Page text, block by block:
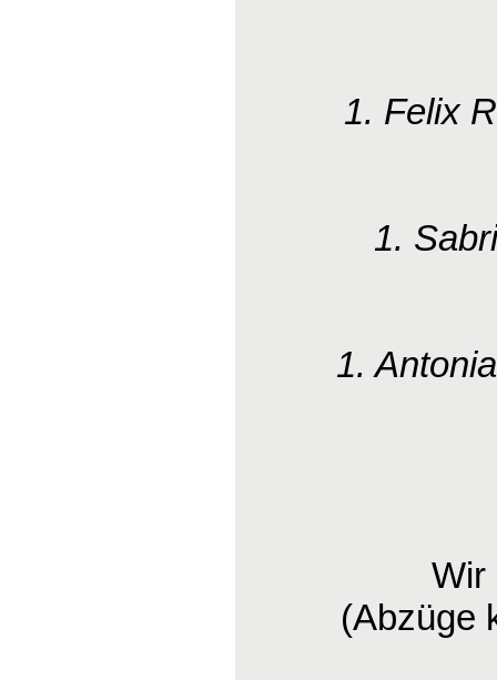
1. Felix
1.
1.
Wir
(Abzüge